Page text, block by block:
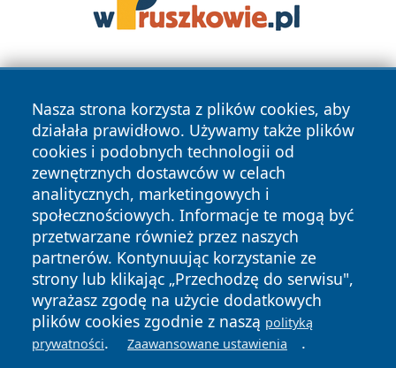
Nasza strona korzysta z plików cookies, aby
działała prawidłowo. Używamy także plików
cookies i podobnych technologii od
zewnętrznych dostawców w celach
analitycznych, marketingowych i
społecznościowych. Informacje te mogą być
przetwarzane również przez naszych
partnerów. Kontynuując korzystanie ze
strony lub klikając „Przechodzę do serwisu",
wyrażasz zgodę na użycie dodatkowych
plików cookies zgodnie z naszą polityką
prywatności. Zaawansowane ustawienia .
Copyright © 2026 raciborski24.pl Wszystkie prawa
zastrzeżone.
News Autorzy
Polityka
Prywatności
Polityka
Cookies